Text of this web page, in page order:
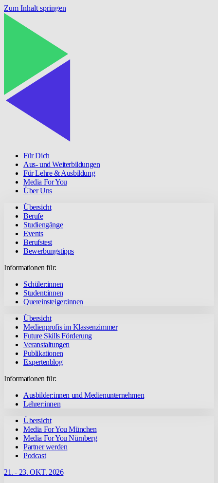
Zum Inhalt springen
Für Dich
Aus- und Weiterbildungen
Für Lehre & Ausbildung
Media For You
Über Uns
Übersicht
Berufe
Studiengänge
Events
Berufstest
Bewerbungstipps
Informationen für:
Schüler:innen
Student:innen
Quereinsteiger:innen
Übersicht
Medienprofis im Klassenzimmer
Future Skills Förderung
Veranstaltungen
Publikationen
Expertenblog
Informationen für:
Ausbilder:innen und Medienunternehmen
Lehrer:innen
Übersicht
Media For You München
Media For You Nürnberg
Partner werden
Podcast
21. - 23. OKT. 2026